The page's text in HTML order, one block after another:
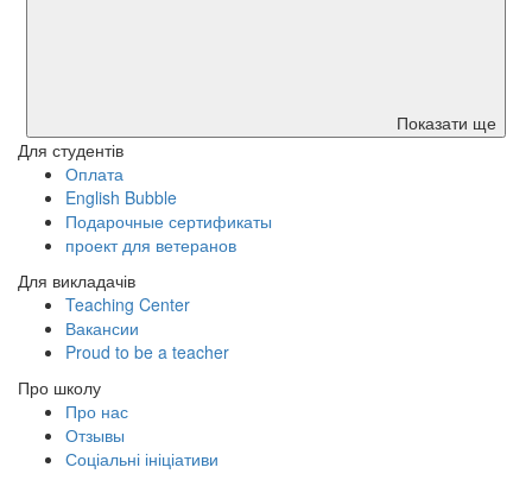
Показати ще
Для студентів
Оплата
English Bubble
Подарочные сертификаты
проект для ветеранов
Для викладачів
Teaching Center
Вакансии
Proud to be a teacher
Про школу
Про нас
Отзывы
Соціальні ініціативи